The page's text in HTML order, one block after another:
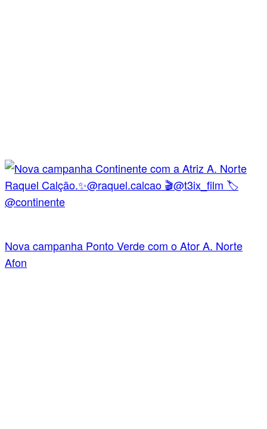
Nova campanha Ponto Verde com o Ator A. Norte
Afon